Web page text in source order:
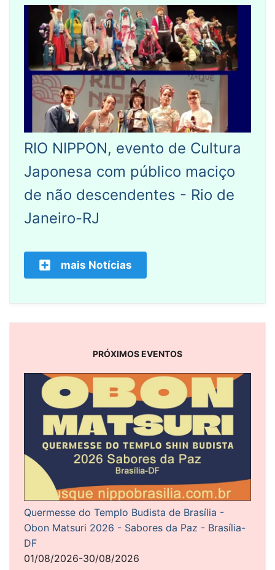
RIO NIPPON, evento de Cultura
Japonesa com público maciço
de não descendentes - Rio de
Janeiro-RJ
mais Notícias
PRÓXIMOS EVENTOS
Quermesse do Templo Budista de Brasília -
Obon Matsuri 2026 - Sabores da Paz - Brasília-
DF
01/08/2026-30/08/2026